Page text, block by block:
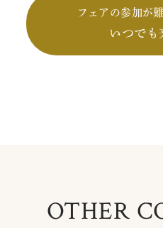
フェアの参加が
いつでも
OTHER